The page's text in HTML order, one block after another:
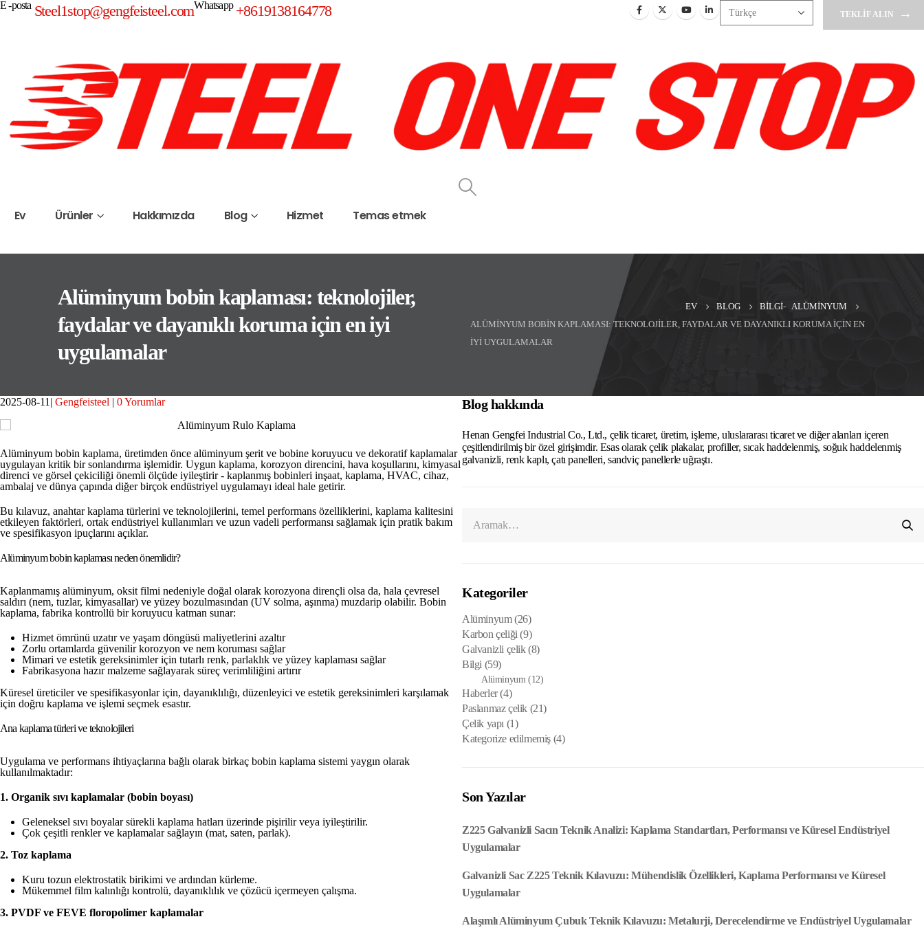
E -posta Steel1stop@gengfeisteel.comWhatsapp +8619138164778 TEKLIF ALIN
Ev Ürünler Hakkımızda Blog Hizmet Temas etmek
Alüminyum bobin kaplaması: teknolojiler,
faydalar ve dayanıklı koruma için en iyi
uygulamalar
EV BLOG BILGI- ALÜMINYUM
ALÜMINYUM BOBIN KAPLAMASI: TEKNOLOJILER, FAYDALAR VE DAYANIKLI KORUMA IÇIN EN
IYI UYGULAMALAR
2025-08-11 Gengfeisteel 0 Yorumlar
Alüminyum bobin kaplama, üretimden önce alüminyum şerit ve bobine koruyucu ve dekoratif kaplamalar
uygulayan kritik bir sonlandırma işlemidir. Uygun kaplama, korozyon direncini, hava koşullarını, kimyasal
direnci ve görsel çekiciliği önemli ölçüde iyileştirir - kaplanmış bobinleri inşaat, kaplama, HVAC, cihaz,
ambalaj ve dünya çapında diğer birçok endüstriyel uygulamayı ideal hale getirir.
Bu kılavuz, anahtar kaplama türlerini ve teknolojilerini, temel performans özelliklerini, kaplama kalitesini
etkileyen faktörleri, ortak endüstriyel kullanımları ve uzun vadeli performansı sağlamak için pratik bakım
ve spesifikasyon ipuçlarını açıklar.
Alüminyum bobin kaplaması neden önemlidir?
Kaplanmamış alüminyum, oksit filmi nedeniyle doğal olarak korozyona dirençli olsa da, hala çevresel
saldırı (nem, tuzlar, kimyasallar) ve yüzey bozulmasından (UV solma, aşınma) muzdarip olabilir. Bobin
kaplama, fabrika kontrollü bir koruyucu katman sunar:
Hizmet ömrünü uzatır ve yaşam döngüsü maliyetlerini azaltır
Zorlu ortamlarda güvenilir korozyon ve nem koruması sağlar
Mimari ve estetik gereksinimler için tutarlı renk, parlaklık ve yüzey kaplaması sağlar
Fabrikasyona hazır malzeme sağlayarak süreç verimliliğini artırır
Küresel üreticiler ve spesifikasyonlar için, dayanıklılığı, düzenleyici ve estetik gereksinimleri karşılamak
için doğru kaplama ve işlemi seçmek esastır.
Ana kaplama türleri ve teknolojileri
Uygulama ve performans ihtiyaçlarına bağlı olarak birkaç bobin kaplama sistemi yaygın olarak
kullanılmaktadır:
1. Organik sıvı kaplamalar (bobin boyası)
Geleneksel sıvı boyalar sürekli kaplama hatları üzerinde pişirilir veya iyileştirilir.
Çok çeşitli renkler ve kaplamalar sağlayın (mat, saten, parlak).
2. Toz kaplama
Kuru tozun elektrostatik birikimi ve ardından kürleme.
Mükemmel film kalınlığı kontrolü, dayanıklılık ve çözücü içermeyen çalışma.
3. PVDF ve FEVE floropolimer kaplamalar
Blog hakkında
Henan Gengfei Industrial Co., Ltd., çelik ticaret, üretim, işleme, uluslararası ticaret ve diğer alanları içeren
çeşitlendirilmiş bir özel girişimdir. Esas olarak çelik plakalar, profiller, sıcak haddelenmiş, soğuk haddelenmiş
galvanizli, renk kaplı, çatı panelleri, sandviç panellerle uğraştı.
Kategoriler
Alüminyum(26)
Karbon çeliği (9)
Galvanizli çelik(8)
Bilgi (59)
Alüminyum (12)
Haberler(4)
Paslanmaz çelik (21)
Çelik yapı (1)
Kategorize edilmemiş (4)
Son Yazılar
Z225 Galvanizli Sacın Teknik Analizi: Kaplama Standartları, Performansı ve Küresel Endüstriyel
Uygulamalar
Galvanizli Sac Z225 Teknik Kılavuzu: Mühendislik Özellikleri, Kaplama Performansı ve Küresel
Uygulamalar
Alaşımlı Alüminyum Çubuk Teknik Kılavuzu: Metalurji, Derecelendirme ve Endüstriyel Uygulamalar